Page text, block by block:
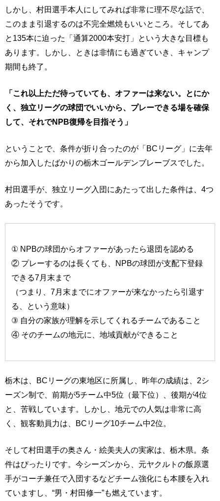
しかし、村田選手本人にしてみれば非常に理不尽な話で、
このまま引退するのは不完全燃焼もいいところ。そしてあ
と135本に迫った「通算2000本安打」という大きな目標も
あります。しかし、ときは非情にも過ぎていき、キャンプ
期間も終了。
「これ以上ただ待っていても、オファーは来ない。とにか
く、独立リーグの球団でいいから、プレーできる場を確保
して、それでNPB復帰を目指そう」
ということで、条件が折り合ったのが「BCリーグ」に去年
から加入したばかりの栃木ゴールデンブレーブスでした。
村田選手が、独立リーグ入団にあたって出した条件は、4つ
あったそうです。
① NPBの球団からオファーがあったら退団を認める
② プレーするのは長くても、NPBの球団が支配下登録
できる7月末まで
（つまり、7月末までにオファーが来なかったら引退す
る、という意味）
③ 自分の家族が理解を示してくれるチームであること
④ そのチームの地元に、地域貢献ができること
栃木は、BCリーグの東地区に所属し、昨年の成績は、2シ
ーズン制で、前期が5チーム中5位（最下位）、後期が4位
と、苦戦しています。しかし、地元での人気は非常に高
く、観客動員力は、BCリーグ10チーム中2位。
そして村田選手の奥さん・絵美夫人の実家は、栃木県。条
件はぴったりです。今シーズンから、元ヤクルトの飯原選
手がコーチ兼任で入団するなどチーム強化にも本腰を入れ
ていますし、“男・村田修一”も燃えています。